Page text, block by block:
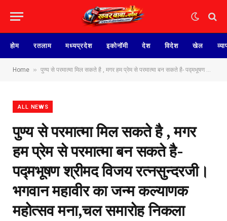
होम रतलाम मध्यप्रदेश इकोनॉमी देश विदेश खेल
Home » पुण्य से परमात्मा मिल सकते है , मगर हम प्रेम से परमात्मा बन सकते है- पद्मभूषण श्रीमद विजय रत्नसुन्दरजी। भगवान महावीर का जन्म कल्याणक महोत्सव मना,चल समारोह निकला
ALL NEWS
पुण्य से परमात्मा मिल सकते है , मगर
हम प्रेम से परमात्मा बन सकते है-
पद्मभूषण श्रीमद विजय रत्नसुन्दरजी।
भगवान महावीर का जन्म कल्याणक
महोत्सव मना,चल समारोह निकला